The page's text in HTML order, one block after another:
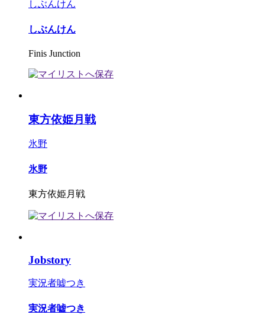
しぶんけん
しぶんけん
Finis Junction
東方依姫月戦
氷野
氷野
東方依姫月戦
Jobstory
実況者嘘つき
実況者嘘つき